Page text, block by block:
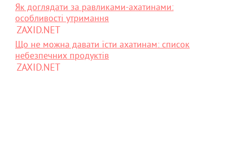
Як доглядати за равликами-ахатинами:
особливості утримання
ZAXID.NET
Що не можна давати їсти ахатинам: список
небезпечних продуктів
ZAXID.NET